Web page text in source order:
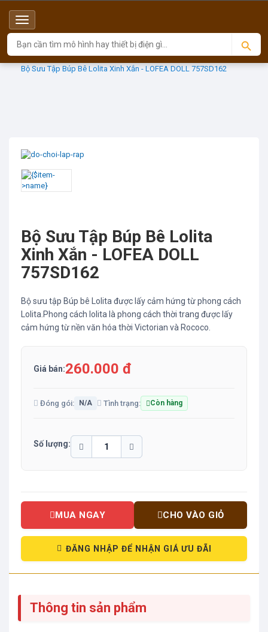
Menu
Top
Sản phẩm LOFEA (Độc quyền)
Bộ Sưu Tập Búp Bê Lolita Xinh Xắn - LOFEA DOLL 757SD162
Bộ Sưu Tập Búp Bê Lolita
Xinh Xắn - LOFEA DOLL
757SD162
Bộ sưu tập Búp bê Lolita được lấy cảm hứng từ phong cách
Lolita.Phong cách lolita là phong cách thời trang được lấy
cảm hứng từ nền văn hóa thời Victorian và Rococo.
Giá bán:260.000 đ
Đóng gói: N/A Tình trạng: Còn hàng
Số lượng:
MUA NGAY CHO VÀO GIỎ
ĐĂNG NHẬP ĐỂ NHẬN GIÁ ƯU ĐÃI
Thông tin sản phẩm